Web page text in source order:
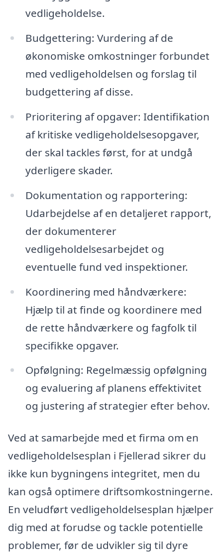
vedligeholdelse.
Budgettering: Vurdering af de
økonomiske omkostninger forbundet
med vedligeholdelsen og forslag til
budgettering af disse.
Prioritering af opgaver: Identifikation
af kritiske vedligeholdelsesopgaver,
der skal tackles først, for at undgå
yderligere skader.
Dokumentation og rapportering:
Udarbejdelse af en detaljeret rapport,
der dokumenterer
vedligeholdelsesarbejdet og
eventuelle fund ved inspektioner.
Koordinering med håndværkere:
Hjælp til at finde og koordinere med
de rette håndværkere og fagfolk til
specifikke opgaver.
Opfølgning: Regelmæssig opfølgning
og evaluering af planens effektivitet
og justering af strategier efter behov.
Ved at samarbejde med et firma om en
vedligeholdelsesplan i Fjellerad sikrer du
ikke kun bygningens integritet, men du
kan også optimere driftsomkostningerne.
En veludført vedligeholdelsesplan hjælper
dig med at forudse og tackle potentielle
problemer, før de udvikler sig til dyre